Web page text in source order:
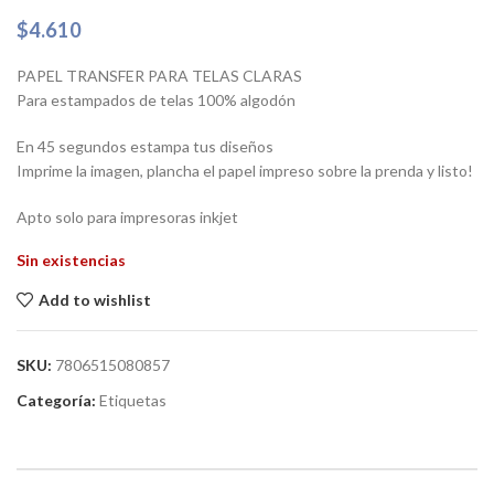
$4.610
PAPEL TRANSFER PARA TELAS CLARAS
Para estampados de telas 100% algodón
En 45 segundos estampa tus diseños
Imprime la imagen, plancha el papel impreso sobre la prenda y listo!
Apto solo para impresoras inkjet
Sin existencias
Add to wishlist
SKU: 7806515080857
Categoría: Etiquetas